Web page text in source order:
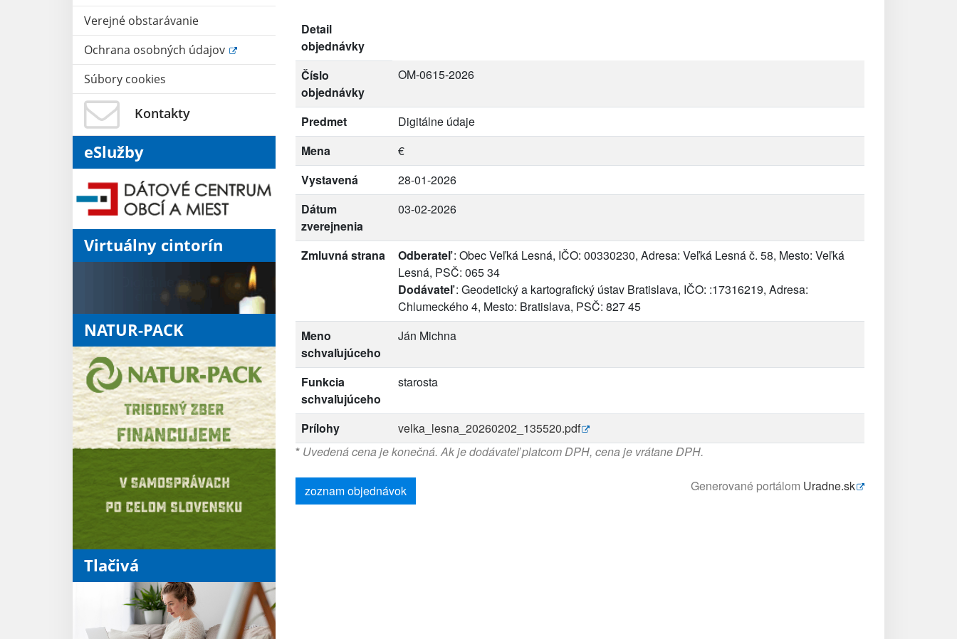
Verejné obstarávanie
Ochrana osobných údajov
Súbory cookies
Kontakty
eSlužby
Virtuálny cintorín
NATUR-PACK
Tlačivá
Detail
objednávky
Číslo
objednávky
OM-0615-2026
Predmet
Digitálne údaje
Mena
€
Vystavená
28-01-2026
Dátum
zverejnenia
03-02-2026
Zmluvná strana Odberateľ: Obec Veľká Lesná, IČO: 00330230, Adresa: Veľká Lesná č. 58, Mesto: Veľká
Lesná, PSČ: 065 34
Dodávateľ: Geodetický a kartografický ústav Bratislava, IČO: :17316219, Adresa:
Chlumeckého 4, Mesto: Bratislava, PSČ: 827 45
Meno
schvaľujúceho
Ján Michna
Funkcia
schvaľujúceho
starosta
Prílohy
velka_lesna_20260202_135520.pdf
* Uvedená cena je konečná. Ak je dodávateľ platcom DPH, cena je vrátane DPH.
zoznam objednávok Generované portálom Uradne.sk